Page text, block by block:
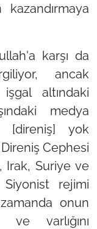
karşı da
ancak
altındaki
medya
[direniş] yok
Cephesi
Irak, Suriye ve
rejimi
onun
ve varlığını